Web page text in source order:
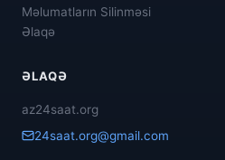
Məlumatların Silinməsi
Əlaqə
ƏLAQƏ
az24saat.org
24saat.org@gmail.com